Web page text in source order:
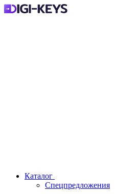
Каталог
Спецпредложения